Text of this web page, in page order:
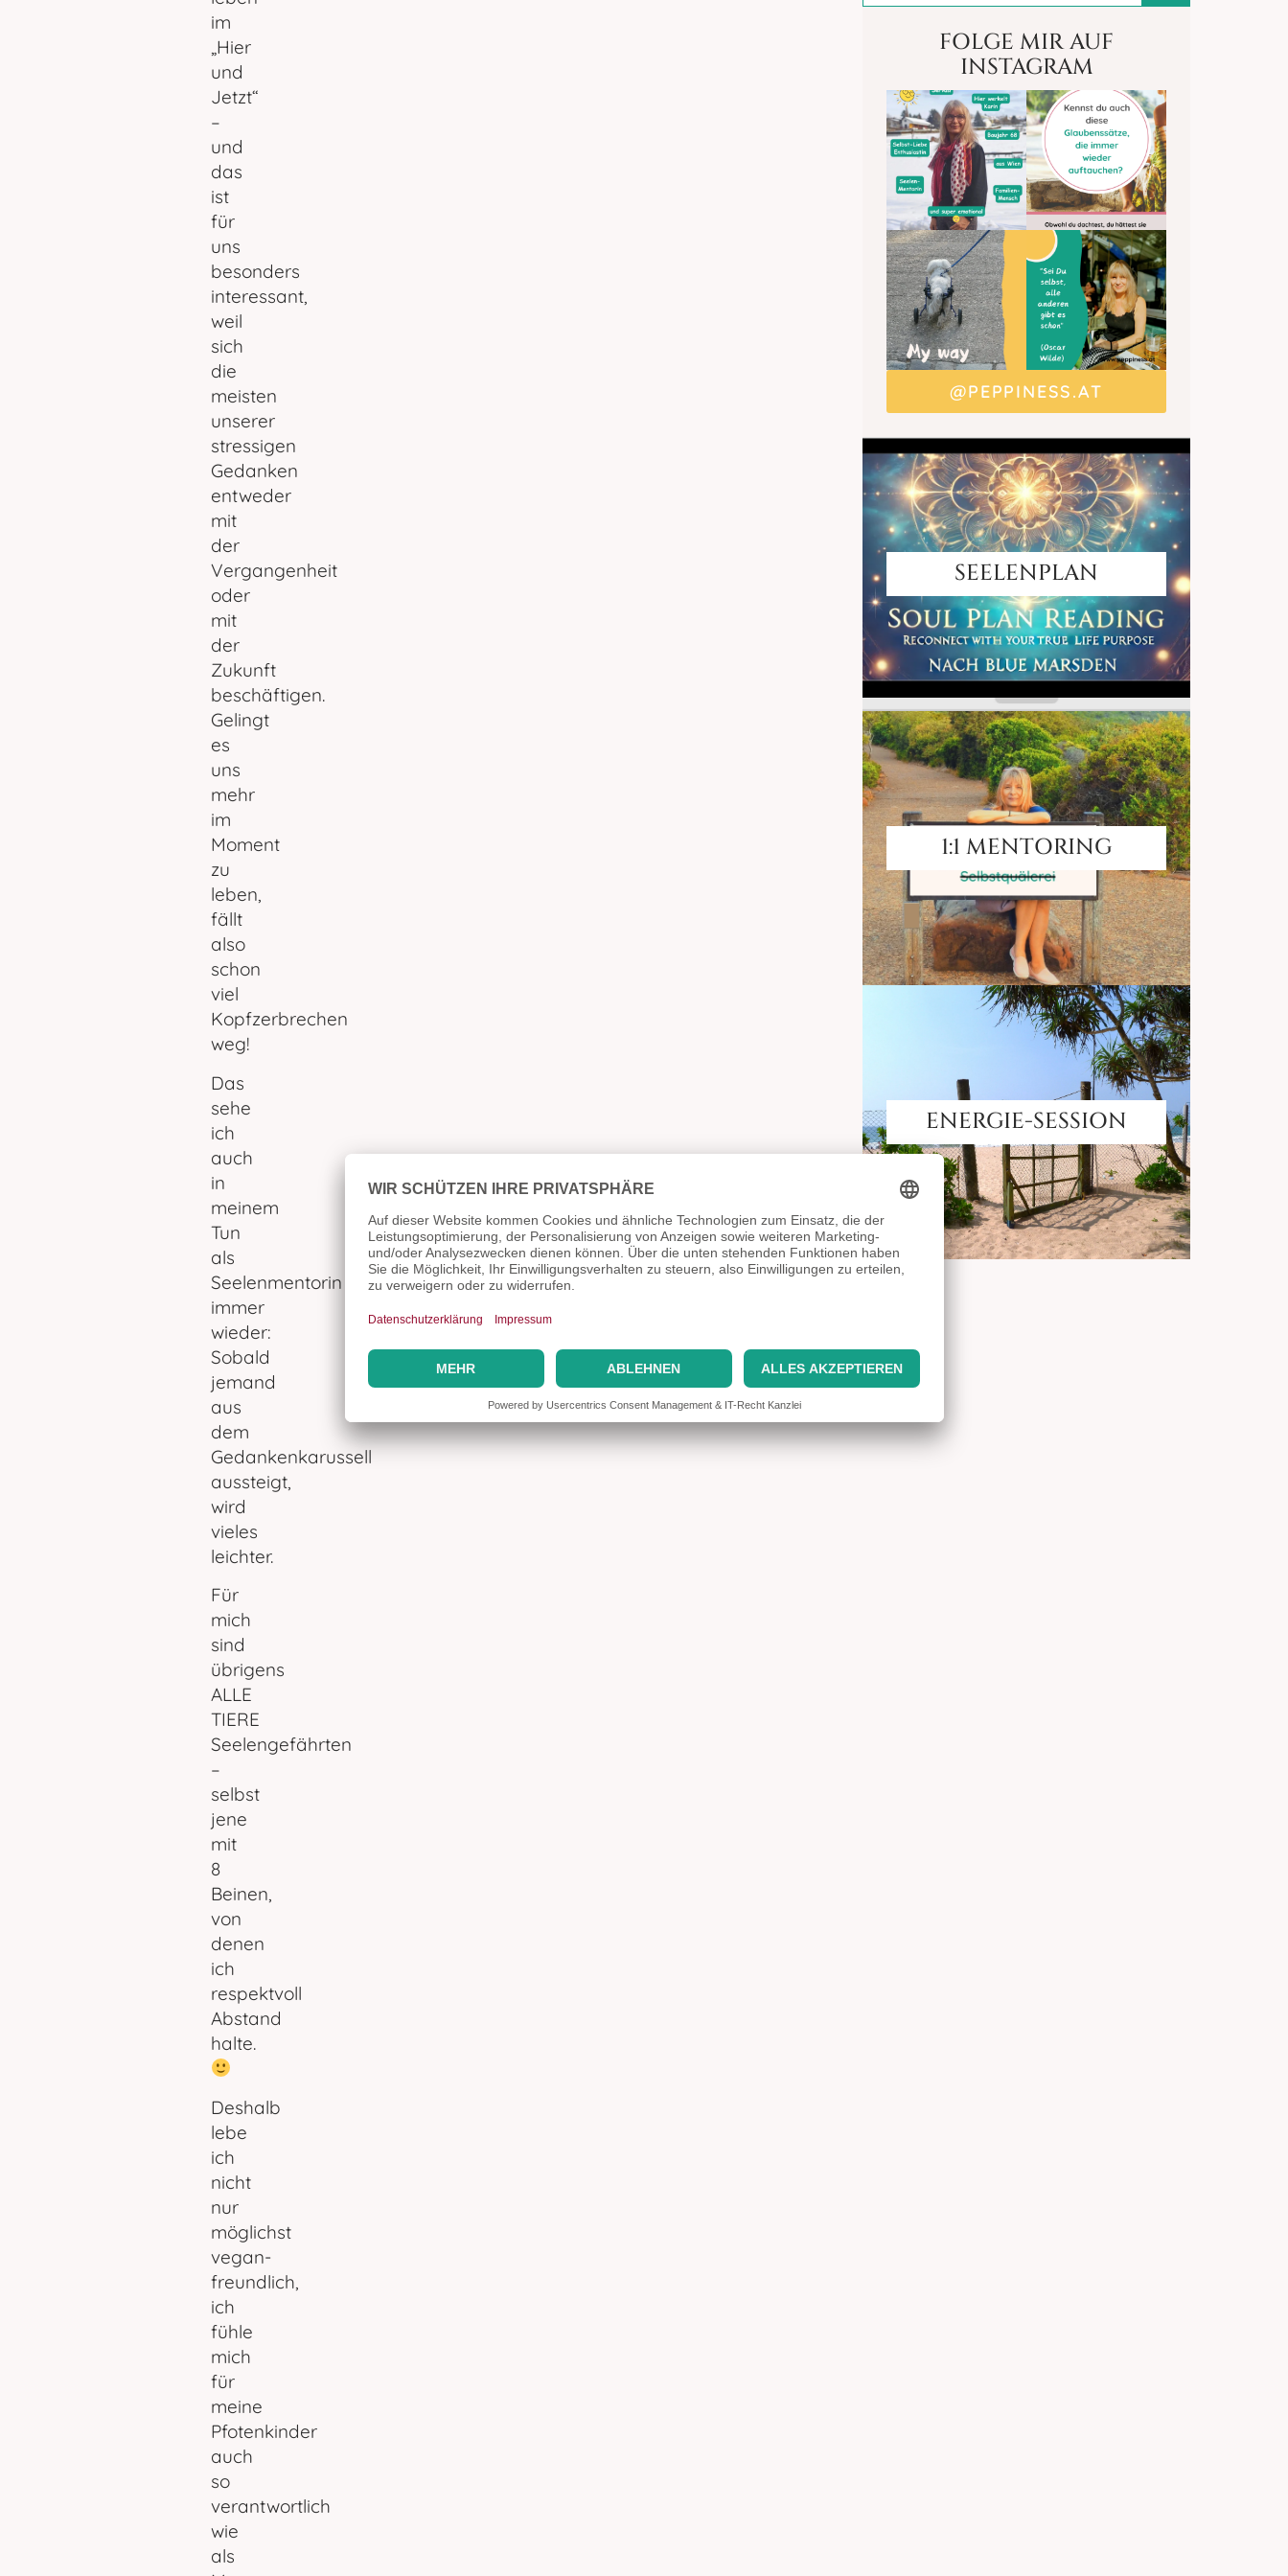
im
„Hier
und
Jetzt“
–
und
das
ist
für
uns
besonders
interessant,
weil
sich
die
meisten
unserer
stressigen
Gedanken
entweder
mit
der
Vergangenheit
oder
mit
der
Zukunft
beschäftigen.
Gelingt
es
uns
mehr
im
Moment
zu
leben,
fällt
also
schon
viel
Kopfzerbrechen
weg!
Das
sehe
ich
auch
in
meinem
Tun
als
Seelenmentorin
immer
wieder:
Sobald
jemand
aus
dem
Gedankenkarussell
aussteigt,
wird
vieles
leichter.
Für
mich
sind
übrigens
ALLE
TIERE
Seelengefährten
–
selbst
jene
mit
8
Beinen,
von
denen
ich
respektvoll
Abstand
halte.
Deshalb
lebe
ich
nicht
nur
möglichst
vegan-
freundlich,
ich
fühle
mich
für
meine
Pfotenkinder
auch
so
verantwortlich
wie
als
FOLGE MIR AUF
INSTAGRAM
@PEPPINESS.AT
SEELENPLAN
1:1 MENTORING
ENERGIE-SESSION